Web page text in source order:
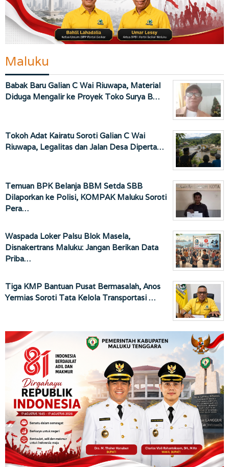
Maluku
Babak Baru Galian C Wai Riuwapa, Material
Diduga Mengalir ke Proyek Toko Surya B…
Tokoh Adat Kairatu Soroti Galian C Wai
Riuwapa, Legalitas dan Jalan Desa Diperta…
Temuan BPK Belanja BBM Setda SBB
Dilaporkan ke Polisi, KOMPAK Maluku Soroti
Pera…
Waspada Loker Palsu Blok Masela,
Disnakertrans Maluku: Jangan Berikan Data
Priba…
Tiga KMP Bantuan Pusat Bermasalah, Anos
Yermias Soroti Tata Kelola Transportasi …